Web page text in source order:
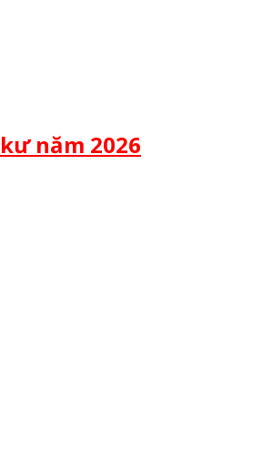
năm 2026